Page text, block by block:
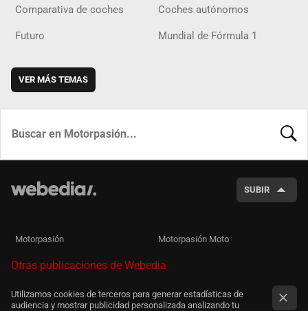
Comparativa de coches Coches autónomos
Futuro Mundial de Fórmula 1
VER MÁS TEMAS
SUBIR
Motorpasión Motorpasión Moto
Otras publicaciones de Webedia
Utilizamos cookies de terceros para generar estadísticas de
audiencia y mostrar publicidad personalizada analizando tu